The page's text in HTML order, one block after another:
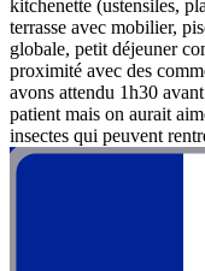
kitchenette (ustensiles,
terrasse avec mobilier,
globale, petit déjeuner
proximité avec des
avons attendu 1h30
patient mais on aurait
insectes qui peuvent